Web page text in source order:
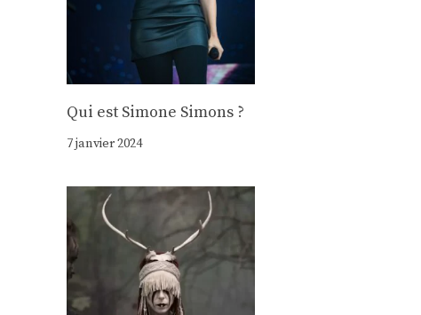
Qui est Simone Simons ?
7 janvier 2024